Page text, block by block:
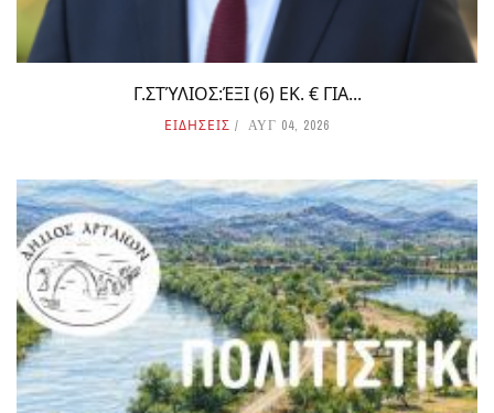
Γ.ΣΤΎΛΙΟΣ:ΈΞΙ (6) ΕΚ. € ΓΙΑ...
ΕΙΔΗΣΕΙΣ ΑΥΓ 04, 2026